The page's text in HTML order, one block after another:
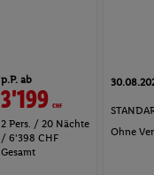
p.P. ab
3'199CHF
2 Pers. / 20 Nächte
/ 6'398 CHF
Gesamt
Ohne